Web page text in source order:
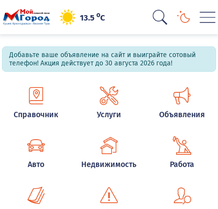
13.5oC
Добавьте ваше объявление на сайт и выиграйте сотовый
телефон! Акция действует до 30 августа 2026 года!
Справочник Услуги Объявления
Авто Недвижимость Работа